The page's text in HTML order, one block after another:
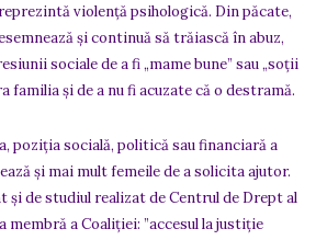
violență psihologică. Din păcate,
și continuă să trăiască în abuz,
sociale de a fi „mame bune” sau „soții
familia și de a nu fi acuzate că o destramă.
poziția socială, politică sau financiară a
și mai mult femeile de a solicita ajutor.
și de studiul realizat de Centrul de Drept al
membră a Coaliției: ”accesul la justiție